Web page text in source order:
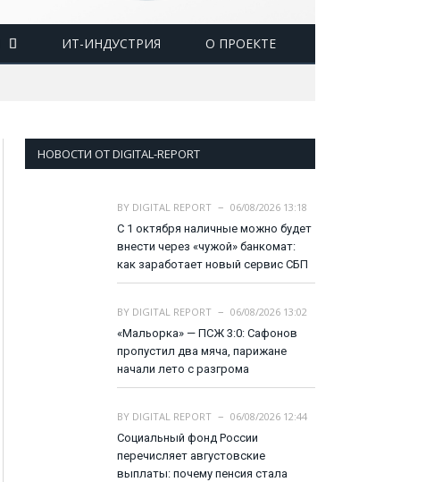
ИТ-ИНДУСТРИЯ О ПРОЕКТЕ
НОВОСТИ ОТ DIGITAL-REPORT
BY DIGITAL REPORT
06/08/2026 13:18
С 1 октября наличные можно будет
внести через «чужой» банкомат:
как заработает новый сервис СБП
BY DIGITAL REPORT
06/08/2026 13:02
«Мальорка» — ПСЖ 3:0: Сафонов
пропустил два мяча, парижане
начали лето с разгрома
BY DIGITAL REPORT
06/08/2026 12:44
Социальный фонд России
перечисляет августовские
выплаты: почему пенсия стала